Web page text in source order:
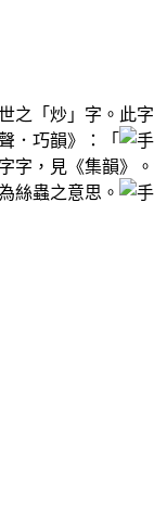
之「炒」字。此
．巧韻》：「
字，見《集韻》
絲蟲之意思。